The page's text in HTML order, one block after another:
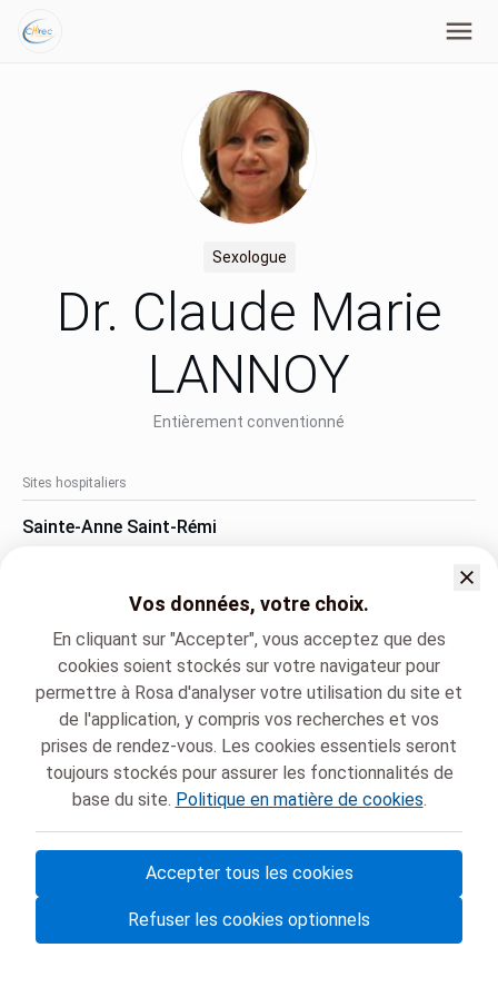
Sexologue
Dr. Claude Marie
LANNOY
Entièrement conventionné
Sites hospitaliers
Sainte-Anne Saint-Rémi
Langue parlée
Anglais (English) Français (Français)
Chirec Sexologie Dr. Claude Marie LANNOY
- Vos rendez-vous médicaux en Belgique 🇧🇪
Vos données, votre choix.
En cliquant sur "Accepter", vous acceptez que des
cookies soient stockés sur votre navigateur pour
permettre à Rosa d'analyser votre utilisation du site et
de l'application, y compris vos recherches et vos
prises de rendez-vous. Les cookies essentiels seront
toujours stockés pour assurer les fonctionnalités de
base du site. Politique en matière de cookies.
Accepter tous les cookies
Refuser les cookies optionnels